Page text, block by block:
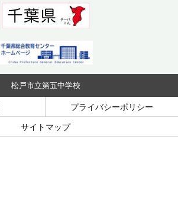
松戸市立第五中学校
プライバシーポリシー
サイトマップ